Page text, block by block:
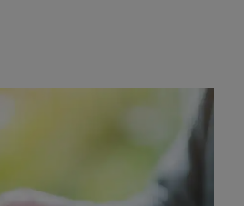
Zgarnij 5% zniżki
Wystarczy że zapiszesz się
na nasz newsletter, a my